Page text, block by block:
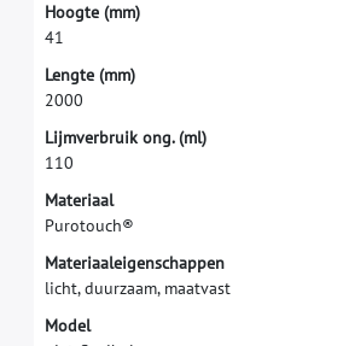
Hoogte (mm)
41
Lengte (mm)
2000
Lijmverbruik ong. (ml)
110
Materiaal
Purotouch®
Materiaaleigenschappen
licht, duurzaam, maatvast
Model